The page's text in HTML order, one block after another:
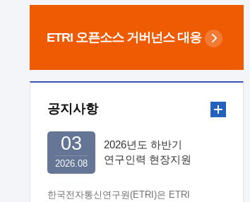
ETRI 오픈소스 거버넌스 대응
공지사항
2026년도 하반기
연구인력 현장지원
한국전자통신연구원(ETRI)은 ETRI
2026.08
03